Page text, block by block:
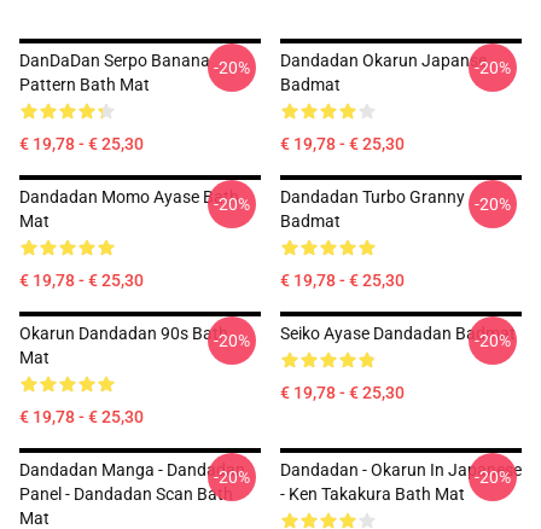
DanDaDan Serpo Banana
Pattern Bath Mat
€ 19,78 - € 25,30
-20%
Dandadan Okarun Japanse
Badmat
€ 19,78 - € 25,30
-20%
Dandadan Momo Ayase Bath
Mat
€ 19,78 - € 25,30
-20%
Dandadan Turbo Granny
Badmat
€ 19,78 - € 25,30
-20%
Okarun Dandadan 90s Bath
Mat
€ 19,78 - € 25,30
-20% Seiko Ayase Dandadan Badmat
€ 19,78 - € 25,30
-20%
Dandadan Manga - Dandadan
Panel - Dandadan Scan Bath
Mat
-20%
Dandadan - Okarun In Japanese
- Ken Takakura Bath Mat
-20%